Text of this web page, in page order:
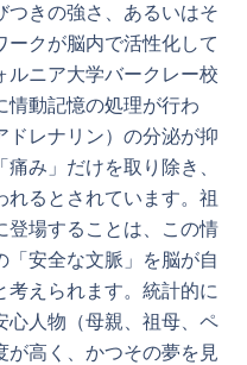
つきの強さ、あるいはそ
クが脳内で活性化して
ルニア大学バークレー校
情動記憶の処理が行わ
ドレナリン）の分泌が抑
み」だけを取り除き、
れるとされています。祖
登場することは、この情
安全な文脈」を脳が自
考えられます。統計的に
心人物（母親、祖母、ペ
が高く、かつその夢を見